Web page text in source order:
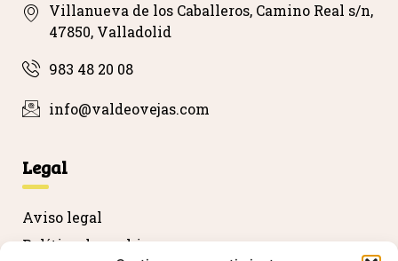
Villanueva de los Caballeros, Camino Real s/n,
47850, Valladolid
983 48 20 08
info@valdeovejas.com
Legal
Aviso legal
Política de cookies